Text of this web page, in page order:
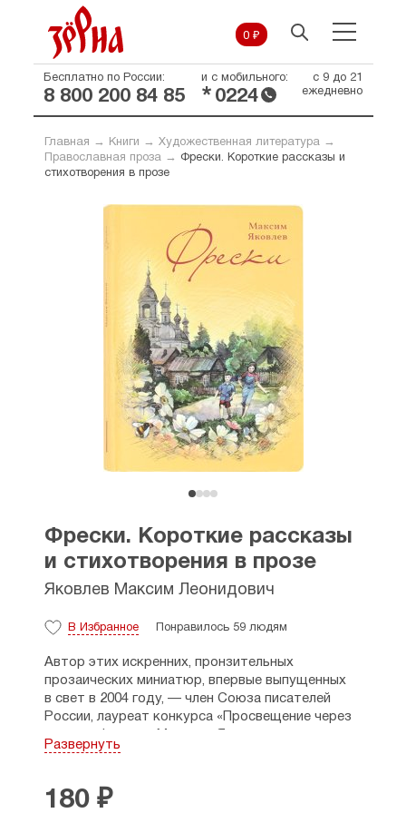
0 ₽
Бесплатно по России:
8 800 200 84 85
и с мобильного:
* 0224
с 9 до 21
ежедневно
Главная → Книги → Художественная литература→
Православная проза→ Фрески. Короткие рассказы и
стихотворения в прозе
Фрески. Короткие рассказы
и стихотворения в прозе
Яковлев Максим Леонидович
В Избранное Понравилось 59 людям
Автор этих искренних, пронзительных
прозаических миниатюр, впервые выпущенных
в свет в 2004 году, — член Союза писателей
России, лауреат конкурса «Просвещение через
мгновенно и точно зафиксированные картинки
и в то же время безгранично глубоки
и философичны. В нескольких строках автор
Развернуть
180 ₽